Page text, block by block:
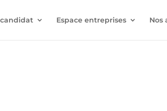
Espace entreprises Nos